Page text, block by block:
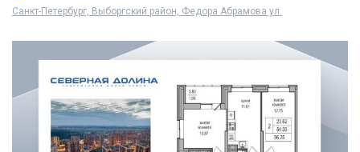
Санкт-Петербург, Выборгский район, Федора Абрамова ул.